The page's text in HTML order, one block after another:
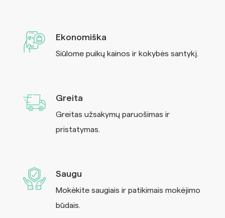
Ekonomiška
Siūlome puikų kainos ir kokybės santykį.
Greita
Greitas užsakymų paruošimas ir
pristatymas.
Saugu
Mokėkite saugiais ir patikimais mokėjimo
būdais.